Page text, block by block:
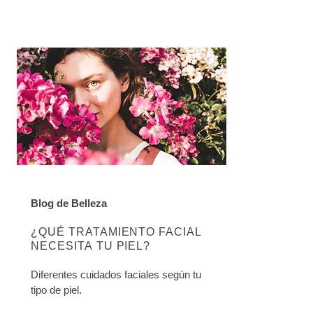
¿QUÉ TRATAMIENTO FACIAL
NECESITA TU PIEL?
DESCUBRE MÁS SOBRE ESTA CATEGORÍA:
Blog de Belleza
Diferentes cuidados faciales según tu
tipo de piel.